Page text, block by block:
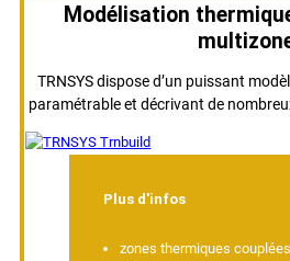
Modélisation
TRNSYS dispose d’un puissant
paramétrable et décrivant de
Plus d'infos
zones thermiques